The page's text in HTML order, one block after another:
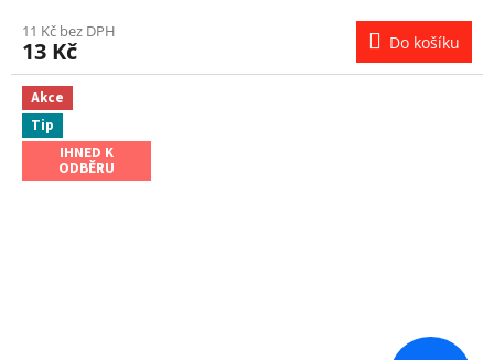
11 Kč bez DPH
13 Kč Do košíku
Akce
Tip
IHNED K
ODBĚRU